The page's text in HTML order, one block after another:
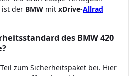
ist der BMW mit xDrive-Allrad
des BMW 420
zum Sicherheitspaket bei. Hier